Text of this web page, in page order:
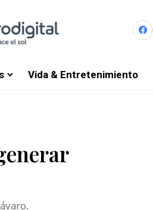
Vida & Entretenimiento